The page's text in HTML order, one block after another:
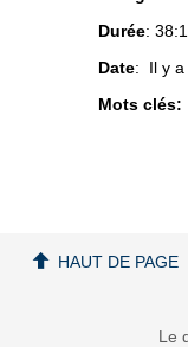
Durée:
Date: Il y a
Mots clés:
Le
HAUT DE PAGE